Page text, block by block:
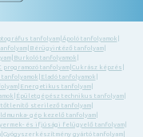
tanfolyam| Ápoló tanfolyamok
| Bérügyintéző tanfolyam|
| Burkoló tanfolyamok
programozó tanfolyam| Cukrász képzés
Eladó tanfolyamok
Energetikus tanfolyam
Épületgépész technikus tanfolyam
sterilező tanfolyam
gép kezelő tanfolyam
és ifjúsági felügyelő tanfolyam|
| Gyógyszerkészítmény gyártó tanfolyam|